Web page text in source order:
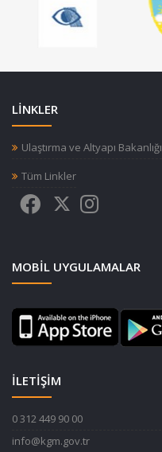
LİNKLER
Ulaştırma ve Altyapı Bakanlığı
Tüm Linkler
MOBIL UYGULAMALAR
İLETİŞİM
0 312 449 90 00
info@kgm.gov.tr